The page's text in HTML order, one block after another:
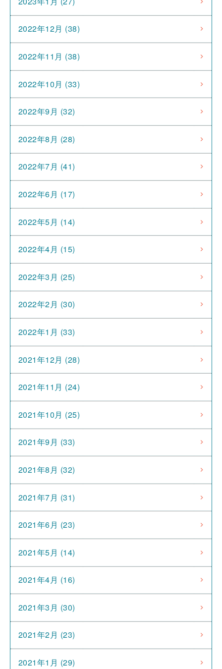
2022年12月 (38)
2022年11月 (38)
2022年10月 (33)
2022年9月 (32)
2022年8月 (28)
2022年7月 (41)
2022年6月 (17)
2022年5月 (14)
2022年4月 (15)
2022年3月 (25)
2022年2月 (30)
2022年1月 (33)
2021年12月 (28)
2021年11月 (24)
2021年10月 (25)
2021年9月 (33)
2021年8月 (32)
2021年7月 (31)
2021年6月 (23)
2021年5月 (14)
2021年4月 (16)
2021年3月 (30)
2021年2月 (23)
2021年1月 (29)